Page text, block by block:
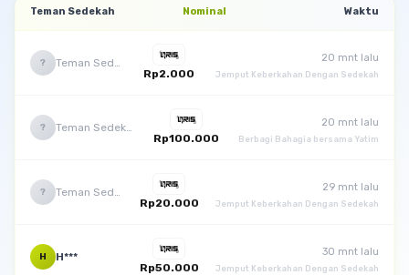
Teman Sedekah Nominal Waktu
?
Teman Sedekah
Rp2.000
20 mnt lalu
Jemput Keberkahan Dengan Sedekah
?
Teman Sedekah
Rp100.000
20 mnt lalu
Berbagi Bahagia bersama Yatim
?
Teman Sedekah
Rp20.000
29 mnt lalu
Jemput Keberkahan Dengan Sedekah
H
H***
Rp50.000
30 mnt lalu
Jemput Keberkahan Dengan Sedekah